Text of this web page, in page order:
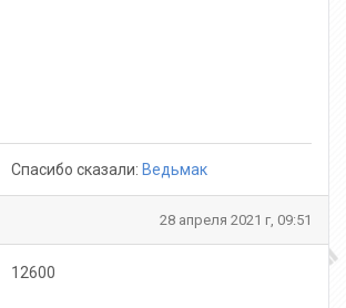
Спасибо сказали: Ведьмак
28 апреля 2021 г, 09:51
12600